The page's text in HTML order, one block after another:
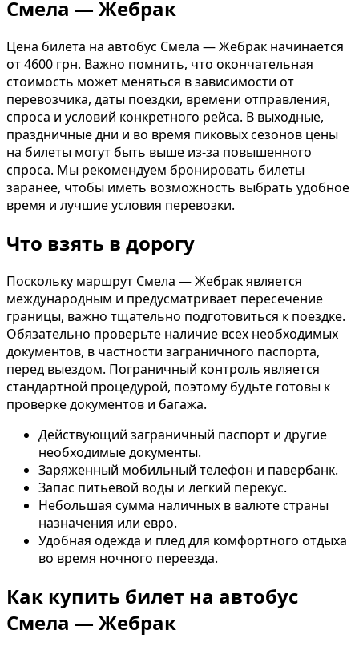
Смела — Жебрак
Цена билета на автобус Смела — Жебрак начинается
от 4600 грн. Важно помнить, что окончательная
стоимость может меняться в зависимости от
перевозчика, даты поездки, времени отправления,
спроса и условий конкретного рейса. В выходные,
праздничные дни и во время пиковых сезонов цены
на билеты могут быть выше из-за повышенного
спроса. Мы рекомендуем бронировать билеты
заранее, чтобы иметь возможность выбрать удобное
время и лучшие условия перевозки.
Что взять в дорогу
Поскольку маршрут Смела — Жебрак является
международным и предусматривает пересечение
границы, важно тщательно подготовиться к поездке.
Обязательно проверьте наличие всех необходимых
документов, в частности заграничного паспорта,
перед выездом. Пограничный контроль является
стандартной процедурой, поэтому будьте готовы к
проверке документов и багажа.
Действующий заграничный паспорт и другие
необходимые документы.
Заряженный мобильный телефон и павербанк.
Запас питьевой воды и легкий перекус.
Небольшая сумма наличных в валюте страны
назначения или евро.
Удобная одежда и плед для комфортного отдыха
во время ночного переезда.
Как купить билет на автобус
Смела — Жебрак